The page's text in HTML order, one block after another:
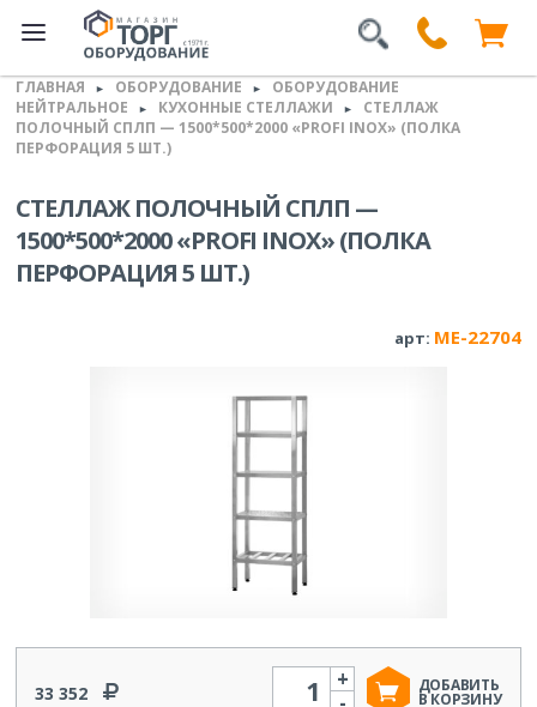
ГЛАВНАЯ ► ОБОРУДОВАНИЕ ►
ОБОРУДОВАНИЕ
НЕЙТРАЛЬНОЕ
► КУХОННЫЕ СТЕЛЛАЖИ ►
СТЕЛЛАЖ
ПОЛОЧНЫЙ СПЛП — 1500*500*2000 «PROFI INOX» (ПОЛКА
ПЕРФОРАЦИЯ 5 ШТ.)
СТЕЛЛАЖ ПОЛОЧНЫЙ СПЛП —
1500*500*2000 «PROFI INOX» (ПОЛКА
ПЕРФОРАЦИЯ 5 ШТ.)
арт: ME-22704
33 352
Количество
+ ДОБАВИТЬ
В КОРЗИНУ